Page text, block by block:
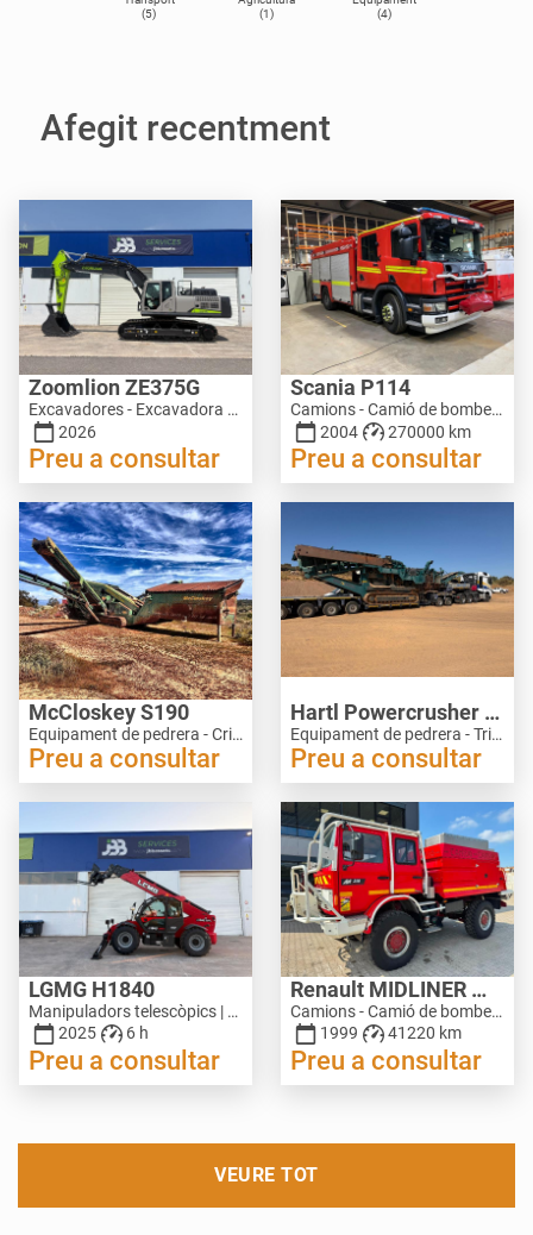
(5)
(1)
(4)
Afegit recentment
Zoomlion ZE375G
Excavadores - Excavadora de cadenes | M892-9092
2026
Preu a consultar
Scania P114
Camions - Camió de bombers | M030-0241
2004
270000 km
Preu a consultar
McCloskey S190
Equipament de pedrera - Cribradores mòbils | M869-2483
Preu a consultar
Hartl Powercrusher PC16/10
Equipament de pedrera - Trituradores mòbils | M025-3936
Preu a consultar
LGMG H1840
Manipuladors telescòpics | M938-3485
2025
6 h
Preu a consultar
Renault MIDLINER M210 4x4
Camions - Camió de bombers | M859-4646
1999
41220 km
Preu a consultar
VEURE TOT